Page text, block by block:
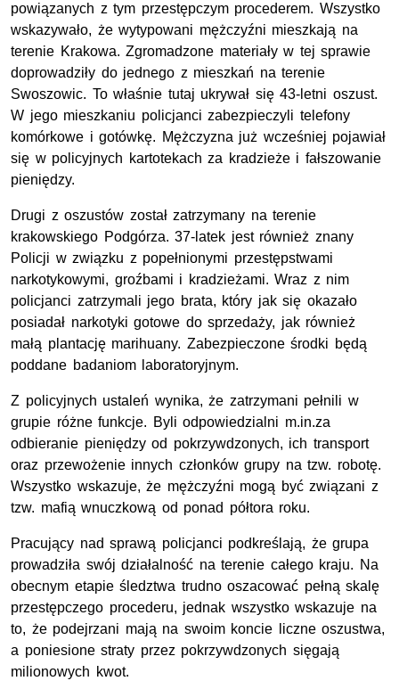
powiązanych z tym przestępczym procederem. Wszystko
wskazywało, że wytypowani mężczyźni mieszkają na
terenie Krakowa. Zgromadzone materiały w tej sprawie
doprowadziły do jednego z mieszkań na terenie
Swoszowic. To właśnie tutaj ukrywał się 43-letni oszust.
W jego mieszkaniu policjanci zabezpieczyli telefony
komórkowe i gotówkę. Mężczyzna już wcześniej pojawiał
się w policyjnych kartotekach za kradzieże i fałszowanie
pieniędzy.
Drugi z oszustów został zatrzymany na terenie
krakowskiego Podgórza. 37-latek jest również znany
Policji w związku z popełnionymi przestępstwami
narkotykowymi, groźbami i kradzieżami. Wraz z nim
policjanci zatrzymali jego brata, który jak się okazało
posiadał narkotyki gotowe do sprzedaży, jak również
małą plantację marihuany. Zabezpieczone środki będą
poddane badaniom laboratoryjnym.
Z policyjnych ustaleń wynika, że zatrzymani pełnili w
grupie różne funkcje. Byli odpowiedzialni m.in.za
odbieranie pieniędzy od pokrzywdzonych, ich transport
oraz przewożenie innych członków grupy na tzw. robotę.
Wszystko wskazuje, że mężczyźni mogą być związani z
tzw. mafią wnuczkową od ponad półtora roku.
Pracujący nad sprawą policjanci podkreślają, że grupa
prowadziła swój działalność na terenie całego kraju. Na
obecnym etapie śledztwa trudno oszacować pełną skalę
przestępczego procederu, jednak wszystko wskazuje na
to, że podejrzani mają na swoim koncie liczne oszustwa,
a poniesione straty przez pokrzywdzonych sięgają
milionowych kwot.